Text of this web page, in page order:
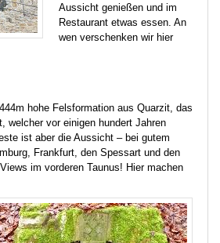
Aussicht genießen und im
Restaurant etwas essen. An
wen verschenken wir hier
hohe Felsformation aus Quarzit, das
welcher vor einigen hundert Jahren
ist aber die Aussicht – bei gutem
Frankfurt, den Spessart und den
im vorderen Taunus! Hier machen